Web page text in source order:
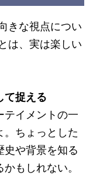
きな視点につい
は、実は楽しい
て捉える
テイメントの一
。ちょっとした
史や背景を知る
もしれない。